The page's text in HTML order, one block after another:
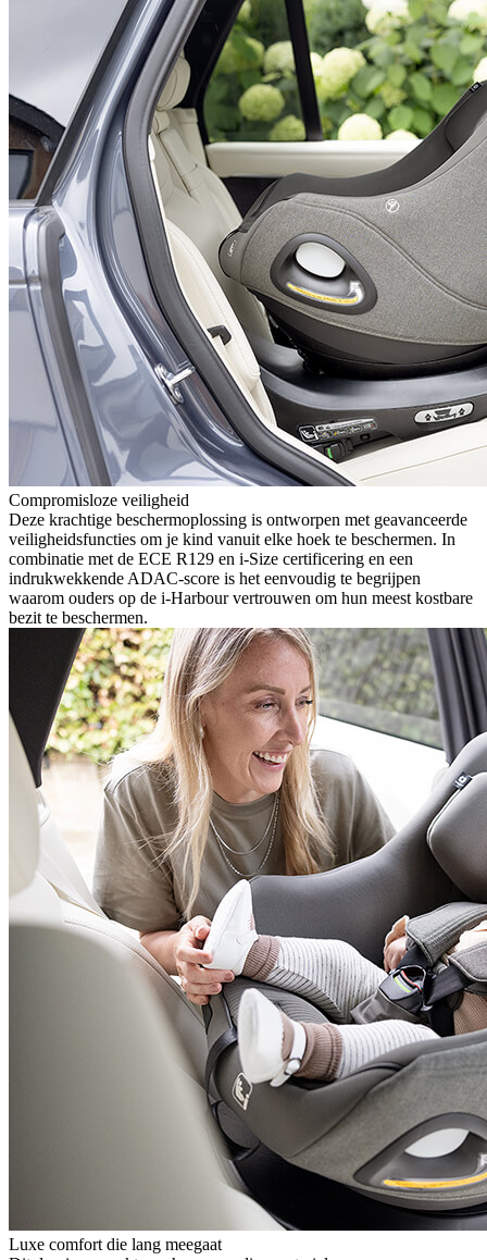
Compromisloze veiligheid
Deze krachtige beschermoplossing is ontworpen met geavanceerde
veiligheidsfuncties om je kind vanuit elke hoek te beschermen. In
combinatie met de ECE R129 en i-Size certificering en een
indrukwekkende ADAC-score is het eenvoudig te begrijpen
waarom ouders op de i-Harbour vertrouwen om hun meest kostbare
bezit te beschermen.
Luxe comfort die lang meegaat